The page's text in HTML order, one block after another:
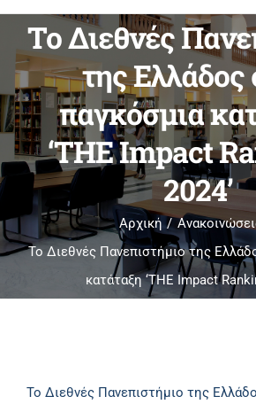
Το Διεθνές
της Ελλάδος
παγκόσμια
‘ΤΗΕ Impact
2024’
Αρχική
Το Διεθνές Πανεπιστήμιο της
κατάταξη ‘ΤΗΕ Impact
Το Διεθνές Πανεπιστήμιο της